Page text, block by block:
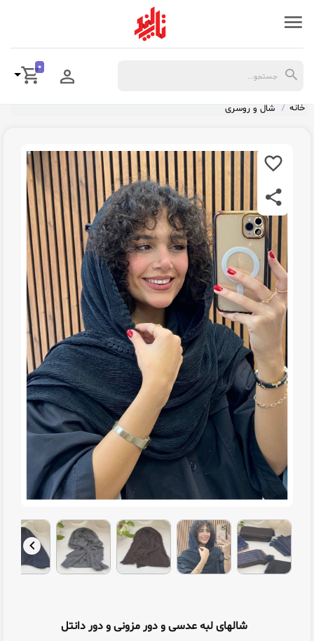
0
خانه شال و روسری
شالهای لبه عدسی و دور مزونی و دور دانتل